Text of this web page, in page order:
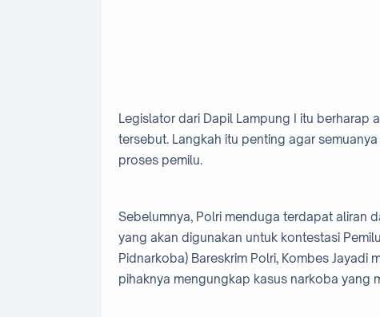
Legislator dari Dapil Lampung I itu berharap
tersebut. Langkah itu penting agar
proses pemilu.
Sebelumnya, Polri menduga terdapat aliran
yang akan digunakan untuk kontestasi
Pidnarkoba) Bareskrim Polri, Kombes
pihaknya mengungkap kasus narkoba yang